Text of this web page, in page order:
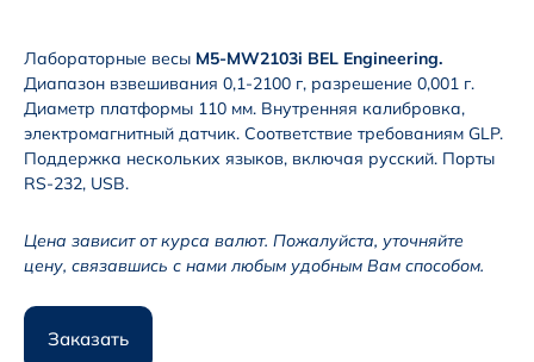
Лабораторные весы M5-MW2103i BEL Engineering.
Диапазон взвешивания 0,1-2100 г, разрешение 0,001 г.
Диаметр платформы 110 мм. Внутренняя калибровка,
электромагнитный датчик. Соответствие требованиям GLP.
Поддержка нескольких языков, включая русский. Порты
RS-232, USB.
Цена зависит от курса валют. Пожалуйста, уточняйте
цену, связавшись с нами любым удобным Вам способом.
Заказать